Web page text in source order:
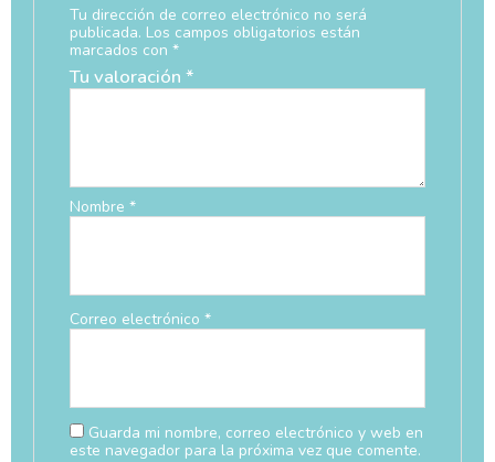
Tu dirección de correo electrónico no será
publicada. Los campos obligatorios están
marcados con *
Tu valoración *
Nombre *
Correo electrónico *
Guarda mi nombre, correo electrónico y web en
este navegador para la próxima vez que comente.